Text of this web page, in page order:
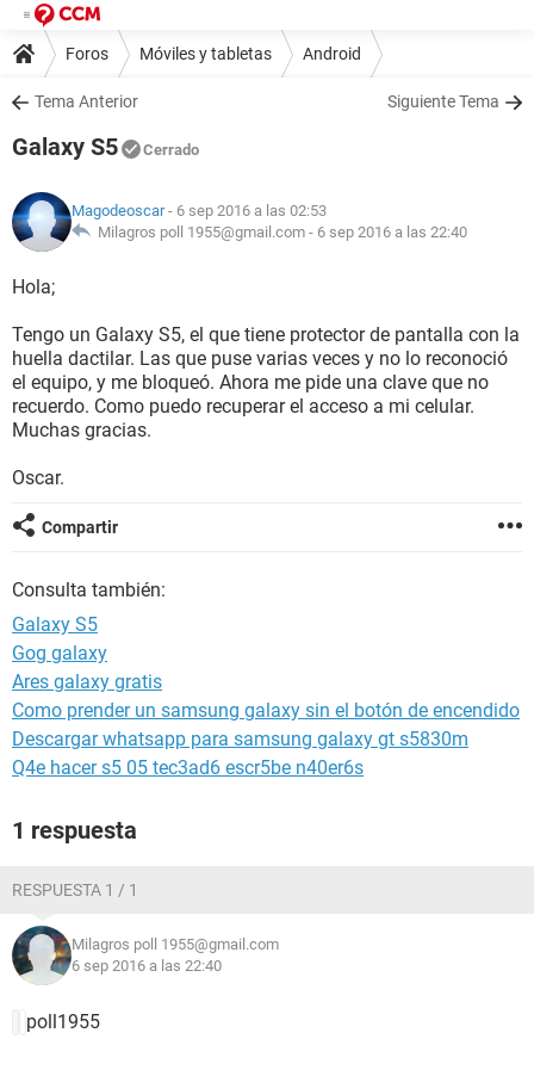
Foros Móviles y tabletas Android
Tema Anterior Siguiente Tema
Galaxy S5 Cerrado
Magodeoscar- 6 sep 2016 a las 02:53
Milagros poll 1955@gmail.com - 6 sep 2016 a las 22:40
Hola;
Tengo un Galaxy S5, el que tiene protector de pantalla con la
huella dactilar. Las que puse varias veces y no lo reconoció
el equipo, y me bloqueó. Ahora me pide una clave que no
recuerdo. Como puedo recuperar el acceso a mi celular.
Muchas gracias.
Oscar.
Compartir
Consulta también:
Galaxy S5
Gog galaxy
Ares galaxy gratis
Como prender un samsung galaxy sin el botón de encendido
Descargar whatsapp para samsung galaxy gt s5830m
Q4e hacer s5 05 tec3ad6 escr5be n40er6s
1 respuesta
RESPUESTA 1 / 1
Milagros poll 1955@gmail.com
6 sep 2016 a las 22:40
poll1955